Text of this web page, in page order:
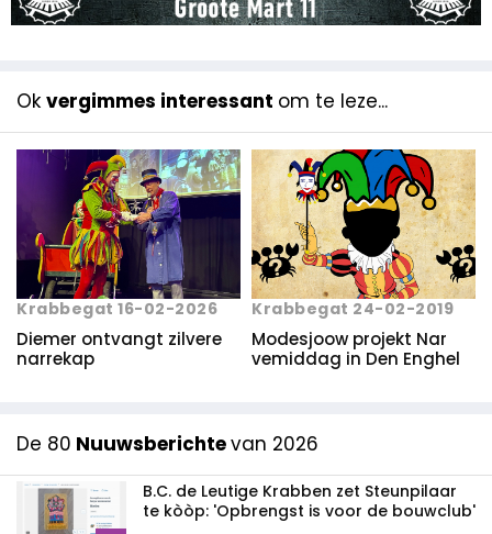
Ok vergimmes interessant om te leze...
Krabbegat 16-02-2026
Diemer ontvangt zilvere
narrekap
Krabbegat 24-02-2019
Modesjoow projekt Nar
vemiddag in Den Enghel
De 80 Nuuwsberichtevan 2026
B.C. de Leutige Krabben zet Steunpilaar
te kòòp: 'Opbrengst is voor de bouwclub'